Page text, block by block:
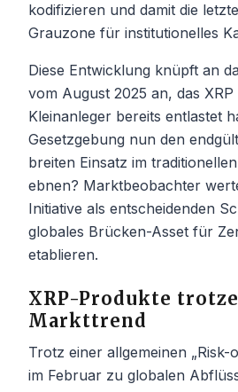
kodifizieren und damit die
Grauzone für institutionelles
Diese Entwicklung knüpft an
vom August 2025 an, das
Kleinanleger bereits entlastet
Gesetzgebung nun den
breiten Einsatz im
ebnen? Marktbeobachter
Initiative als entscheidenden
globales Brücken-Asset für
etablieren.
XRP-Produkte
Markttrend
Trotz einer allgemeinen „Risk-
im Februar zu globalen